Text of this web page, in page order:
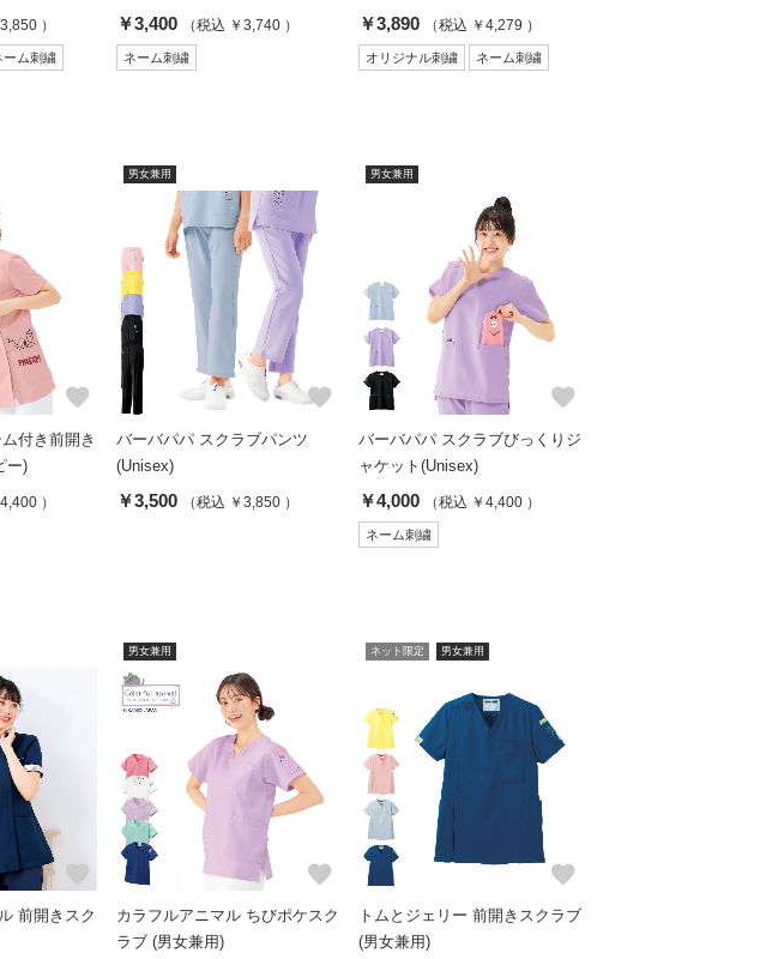
）
ーム刺繍
￥3,400 （税込 ￥3,740 ）
ネーム刺繍
￥3,890 （税込 ￥4,279 ）
オリジナル刺繍 ネーム刺繍
favorite
付き前開き
ー)
）
男女兼用
favorite
バーバパパ スクラブパンツ
(Unisex)
￥3,500 （税込 ￥3,850 ）
男女兼用
favorite
バーバパパ スクラブびっくりジ
ャケット(Unisex)
￥4,000 （税込 ￥4,400 ）
ネーム刺繍
favorite
前開きスク
男女兼用
favorite
カラフルアニマル ちびポケスク
ラブ (男女兼用)
ネット限定 男女兼用
favorite
トムとジェリー 前開きスクラブ
(男女兼用)